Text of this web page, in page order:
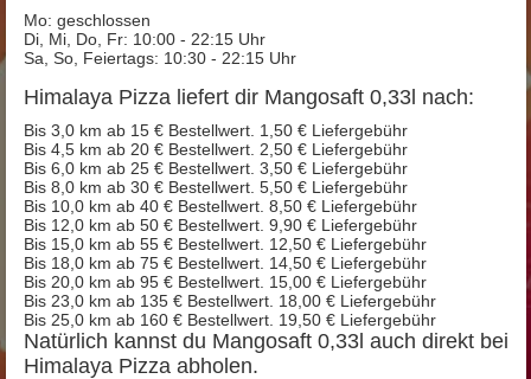
Mo: geschlossen
Di, Mi, Do, Fr: 10:00 - 22:15 Uhr
Sa, So, Feiertags: 10:30 - 22:15 Uhr
Himalaya Pizza liefert dir Mangosaft 0,33l nach:
Bis 3,0 km ab 15 € Bestellwert. 1,50 € Liefergebühr
Bis 4,5 km ab 20 € Bestellwert. 2,50 € Liefergebühr
Bis 6,0 km ab 25 € Bestellwert. 3,50 € Liefergebühr
Bis 8,0 km ab 30 € Bestellwert. 5,50 € Liefergebühr
Bis 10,0 km ab 40 € Bestellwert. 8,50 € Liefergebühr
Bis 12,0 km ab 50 € Bestellwert. 9,90 € Liefergebühr
Bis 15,0 km ab 55 € Bestellwert. 12,50 € Liefergebühr
Bis 18,0 km ab 75 € Bestellwert. 14,50 € Liefergebühr
Bis 20,0 km ab 95 € Bestellwert. 15,00 € Liefergebühr
Bis 23,0 km ab 135 € Bestellwert. 18,00 € Liefergebühr
Bis 25,0 km ab 160 € Bestellwert. 19,50 € Liefergebühr
Natürlich kannst du Mangosaft 0,33l auch direkt bei
Himalaya Pizza abholen.